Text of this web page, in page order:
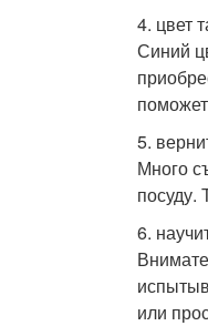
4. цвет
Синий
5.
Много
посуду.
6.
или